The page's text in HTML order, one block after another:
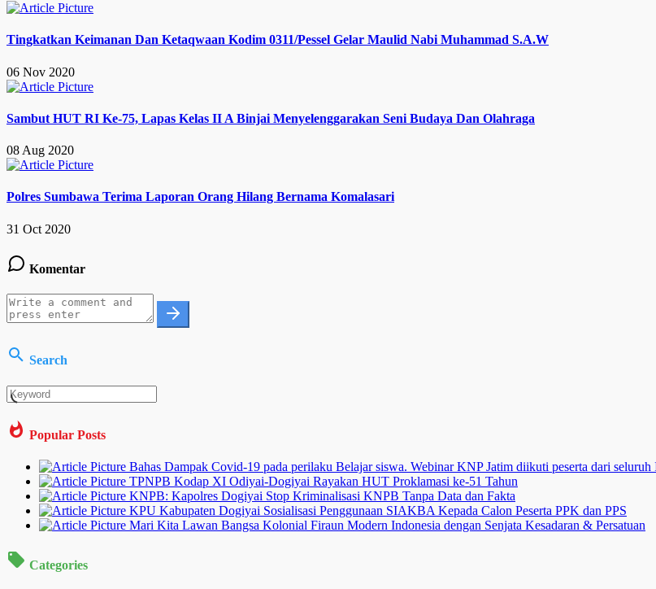
Tingkatkan Keimanan Dan Ketaqwaan Kodim 0311/Pessel Gelar Maulid Nabi Muhammad S.A.W
06 Nov 2020
Sambut HUT RI Ke-75, Lapas Kelas II A Binjai Menyelenggarakan Seni Budaya Dan Olahraga
08 Aug 2020
Polres Sumbawa Terima Laporan Orang Hilang Bernama Komalasari
31 Oct 2020
Komentar
Search
Popular Posts
Bahas Dampak Covid-19 pada perilaku Belajar siswa. Webinar KNP Jatim diikuti peserta dari seluruh
TPNPB Kodap XI Odiyai-Dogiyai Rayakan HUT Proklamasi ke-51 Tahun
KNPB: Kapolres Dogiyai Stop Kriminalisasi KNPB Tanpa Data dan Fakta
KPU Kabupaten Dogiyai Sosialisasi Penggunaan SIAKBA Kepada Calon Peserta PPK dan PPS
Mari Kita Lawan Bangsa Kolonial Firaun Modern Indonesia dengan Senjata Kesadaran & Persatuan
Categories